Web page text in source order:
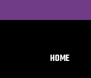
HOME